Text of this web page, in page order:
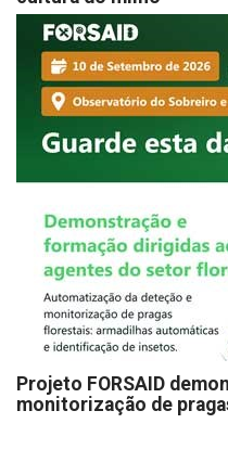
Projeto FORSAID
monitorização de